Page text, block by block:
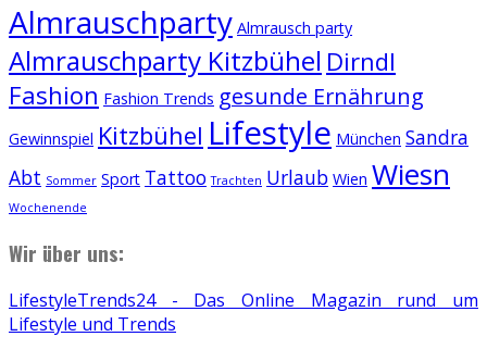
Almrauschparty Almrausch party
Almrauschparty Kitzbühel Dirndl
Fashion Fashion Trends gesunde Ernährung
Gewinnspiel Kitzbühel Lifestyle München Sandra
Abt Sommer Sport Tattoo Trachten Urlaub Wien Wiesn
Wochenende
Wir über uns:
LifestyleTrends24 - Das Online Magazin rund um
Lifestyle und Trends